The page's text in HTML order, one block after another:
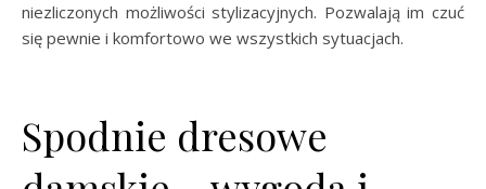
niezliczonych możliwości stylizacyjnych. Pozwalają im czuć
się pewnie i komfortowo we wszystkich sytuacjach.
Spodnie dresowe